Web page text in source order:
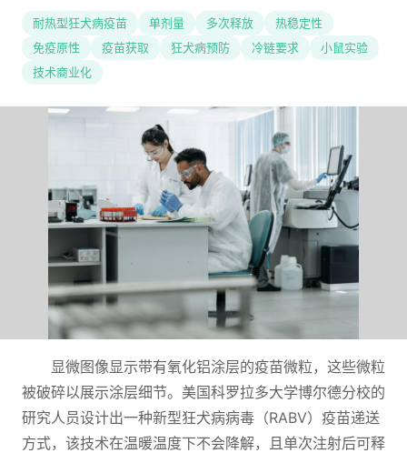
耐热型狂犬病疫苗 单剂量 多次释放
热稳定性
免疫原性
疫苗获取 狂犬病预防 冷链要求
小鼠实验
技术商业化
显微图像显示带有氧化铝涂层的疫苗微粒，这些微粒
被破碎以展示涂层细节。美国科罗拉多大学博尔德分校的
研究人员设计出一种新型狂犬病病毒（RABV）疫苗递送
方式，该技术在温暖温度下不会降解，且单次注射后可释